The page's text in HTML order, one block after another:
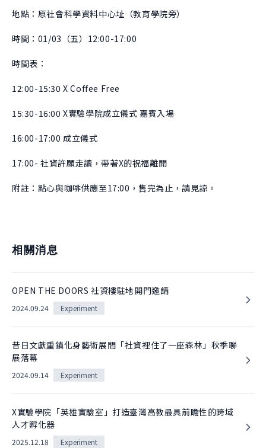
地點：原社會科學資料中心址（教育學院旁）
時間：01/03（五）12:00-17:00
時間表：
12:00-15:30 X Coffee Free
15:30-16:00 X實驗學院成立儀式 嘉賓入場
16:00-17:00 成立儀式
17:00- 社資許願走讀，帶著X的祝福離開
附註：點心與咖啡供應至17:00，售完為止，請見諒。
相關消息
OPEN THE DOORS 社資樓駐地開門邀請
2024.09.24 Experiment
昔日文獻重鎮化身藝術展間「社資裡住了一座森林」秋季聯
展落幕
2024.09.14 Experiment
X實驗學院「英雄實驗室」打造臺灣高教最具前瞻性的跨域
人才孵化器
2025.12.18 Experiment